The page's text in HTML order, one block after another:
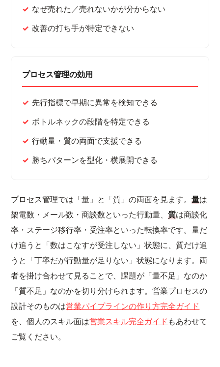
なぜ売れた／売れないかが分からない
改善の打ち手が特定できない
プロセス管理の効用
先行指標で早期に異常を検知できる
ボトルネックの段階を特定できる
行動量・質の両面で支援できる
勝ちパターンを型化・横展開できる
プロセス管理では「量」と「質」の両面を見ます。量は
架電数・メール数・商談数といった行動量、質は商談化
率・ステージ移行率・受注率といった転換率です。量だ
け追うと「数はこなすが受注しない」状態に、質だけ追
うと「丁寧だが行動量が足りない」状態になります。両
者を掛け合わせて見ることで、課題が「量不足」なのか
「質不足」なのかを切り分けられます。営業プロセスの
設計そのものは営業パイプラインの作り方完全ガイド
を、個人のスキル面は営業スキル完全ガイド もあわせて
ご覧ください。